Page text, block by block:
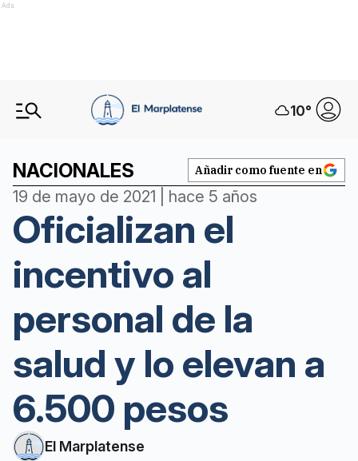
Ads
10°
NACIONALES Añadir como fuente en
19 de mayo de 2021 | hace 5 años
Oficializan el
incentivo al
personal de la
salud y lo elevan a
6.500 pesos
El Marplatense